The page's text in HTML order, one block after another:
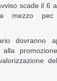
scade il 6
mezzo pec
dovranno